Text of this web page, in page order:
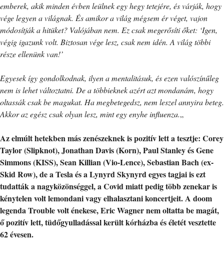
emberek, akik minden évben leülnek egy hegy tetejére, és várják, hogy
vége legyen a világnak. És amikor a világ mégsem ér véget, vajon
módosítják a hitüket? Valójában nem. Ez csak megerősíti őket: ‘Igen,
végig igazunk volt. Biztosan vége lesz, csak nem idén. A világ többi
része ellenünk van!’
Egyesek így gondolkodnak, ilyen a mentalitásuk, és ezen valószínűleg
nem is lehet változtatni. De a többieknek azért azt mondanám, hogy
oltassák csak be magukat. Ha megbetegedsz, nem leszel annyira beteg.
Akkor az egész csak olyan lesz, mint egy enyhe influenza.„
Az elmúlt hetekben más zenészeknek is pozitív lett a tesztje: Corey
Taylor (Slipknot), Jonathan Davis (Korn), Paul Stanley és Gene
Simmons (KISS), Sean Killian (Vio-Lence), Sebastian Bach (ex-
Skid Row), de a Tesla és a Lynyrd Skynyrd egyes tagjai is ezt
tudatták a nagyközönséggel, a Covid miatt pedig több zenekar is
kénytelen volt lemondani vagy elhalasztani koncertjeit. A doom
legenda Trouble volt énekese, Eric Wagner nem oltatta be magát,
ő pozitív lett, tüdőgyulladással került kórházba és életét vesztette
62 évesen.